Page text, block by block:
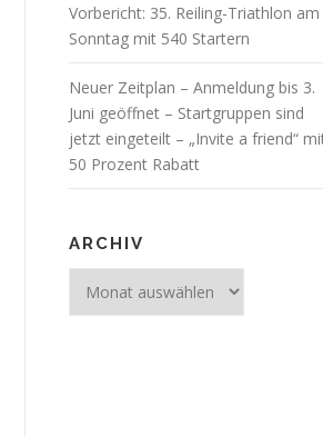
Vorbericht: 35. Reiling-Triathlon am
Sonntag mit 540 Startern
Neuer Zeitplan – Anmeldung bis 3.
Juni geöffnet – Startgruppen sind
jetzt eingeteilt – „Invite a friend“
50 Prozent Rabatt
ARCHIV